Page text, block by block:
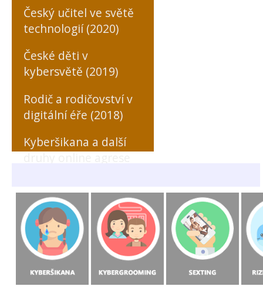
Český učitel ve světě
technologií (2020)
České děti v
kybersvětě (2019)
Rodič a rodičovství v
digitální éře (2018)
Kyberšikana a další
(MONO, 2018)
Rizikové formy
chování českých a
slovenských dětí v
prostředí internetu
(MONO, 2015)